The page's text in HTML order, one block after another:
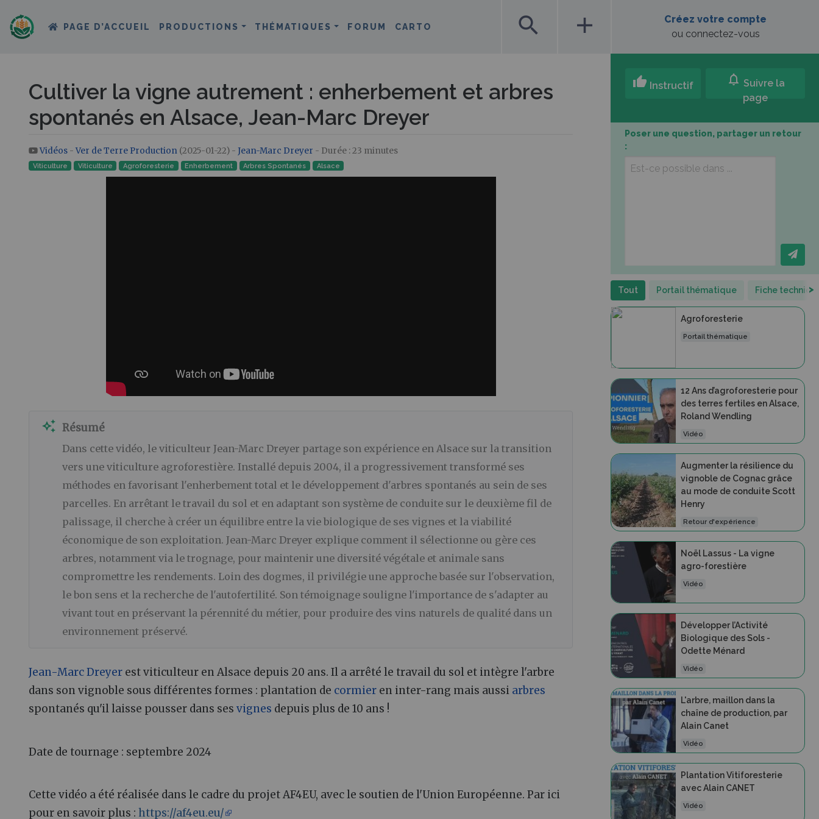
PAGE D’ACCUEIL PRODUCTIONS THÉMATIQUES FORUM CARTO search add
Créez votre compte
ou connectez-vous
Cultiver la vigne autrement : enherbement et arbres
spontanés en Alsace, Jean-Marc Dreyer
Aller à :navigation,rechercher
Vidéos - Ver de Terre Production (2025-01-22) - Jean-Marc Dreyer - Durée : 23 minutes
Viticulture Viticulture Agroforesterie Enherbement Arbres Spontanés Alsace
auto_awesome Résumé
Dans cette vidéo, le viticulteur Jean-Marc Dreyer partage son expérience en Alsace sur la transition
vers une viticulture agroforestière. Installé depuis 2004, il a progressivement transformé ses
méthodes en favorisant l'enherbement total et le développement d'arbres spontanés au sein de ses
parcelles. En arrêtant le travail du sol et en adaptant son système de conduite sur le deuxième fil de
palissage, il cherche à créer un équilibre entre la vie biologique de ses vignes et la viabilité
économique de son exploitation. Jean-Marc Dreyer explique comment il sélectionne ou gère ces
arbres, notamment via le trognage, pour maintenir une diversité végétale et animale sans
compromettre les rendements. Loin des dogmes, il privilégie une approche basée sur l'observation,
le bon sens et la recherche de l'autofertilité. Son témoignage souligne l'importance de s'adapter au
vivant tout en préservant la pérennité du métier, pour produire des vins naturels de qualité dans un
environnement préservé.
Jean-Marc Dreyer est viticulteur en Alsace depuis 20 ans. Il a arrêté le travail du sol et intègre l'arbre
dans son vignoble sous différentes formes : plantation de cormier en inter-rang mais aussi arbres
spontanés qu'il laisse pousser dans ses vignes depuis plus de 10 ans !
Date de tournage : septembre 2024
Cette vidéo a été réalisée dans le cadre du projet AF4EU, avec le soutien de l'Union Européenne. Par ici
pour en savoir plus : https://af4eu.eu/
thumb_up Instructif notifications Suivre la
page
Poser une question, partager un retour
:
Tout Portail thématique Fiche >
Agroforesterie
Portail thématique
12 Ans d’agroforesterie pour
des terres fertiles en Alsace,
Roland Wendling
Vidéo
Augmenter la résilience du
vignoble de Cognac grâce
au mode de conduite Scott
Henry
Retour d'expérience
Noël Lassus - La vigne
agro-forestière
Vidéo
Développer l’Activité
Biologique des Sols -
Odette Ménard
Vidéo
L'arbre, maillon dans la
chaîne de production, par
Alain Canet
Vidéo
Plantation Vitiforesterie
avec Alain CANET
Vidéo